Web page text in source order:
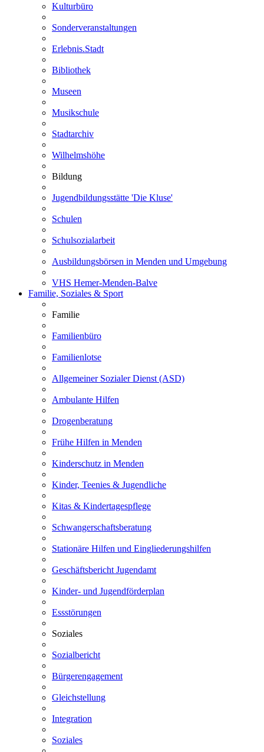
Kulturbüro
Sonderveranstaltungen
Erlebnis.Stadt
Bibliothek
Museen
Musikschule
Stadtarchiv
Wilhelmshöhe
Bildung
Jugendbildungsstätte 'Die Kluse'
Schulen
Schulsozialarbeit
Ausbildungsbörsen in Menden und Umgebung
VHS Hemer-Menden-Balve
Familie, Soziales & Sport
Familie
Familienbüro
Familienlotse
Allgemeiner Sozialer Dienst (ASD)
Ambulante Hilfen
Drogenberatung
Frühe Hilfen in Menden
Kinderschutz in Menden
Kinder, Teenies & Jugendliche
Kitas & Kindertagespflege
Schwangerschaftsberatung
Stationäre Hilfen und Eingliederungshilfen
Geschäftsbericht Jugendamt
Kinder- und Jugendförderplan
Essstörungen
Soziales
Sozialbericht
Bürgerengagement
Gleichstellung
Integration
Soziales